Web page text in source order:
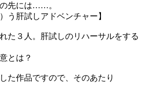
先には……。
う肝試しアドベンチャー】
た３人。肝試しのリハーサルをする
とは？
作品ですので、そのあたり